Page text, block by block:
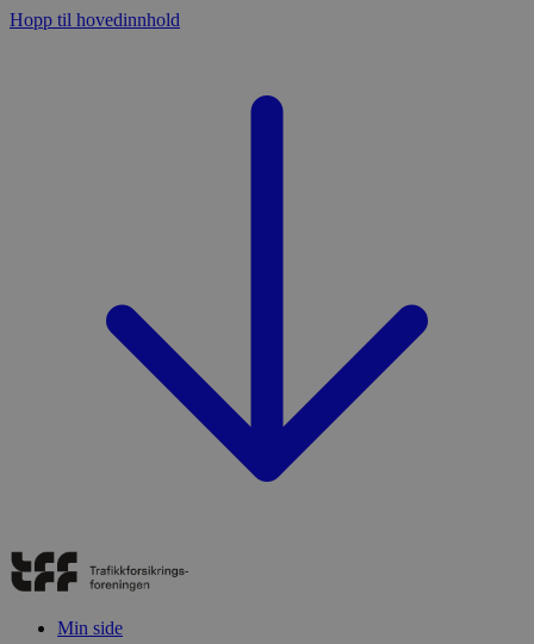
Hopp til hovedinnhold
Min side